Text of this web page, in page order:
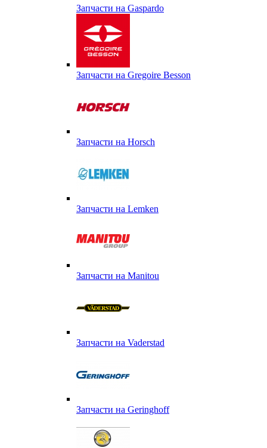
Запчасти на Gaspardo
Запчасти на Gregoire Besson
Запчасти на Horsch
Запчасти на Lemken
Запчасти на Manitou
Запчасти на Vaderstad
Запчасти на Geringhoff